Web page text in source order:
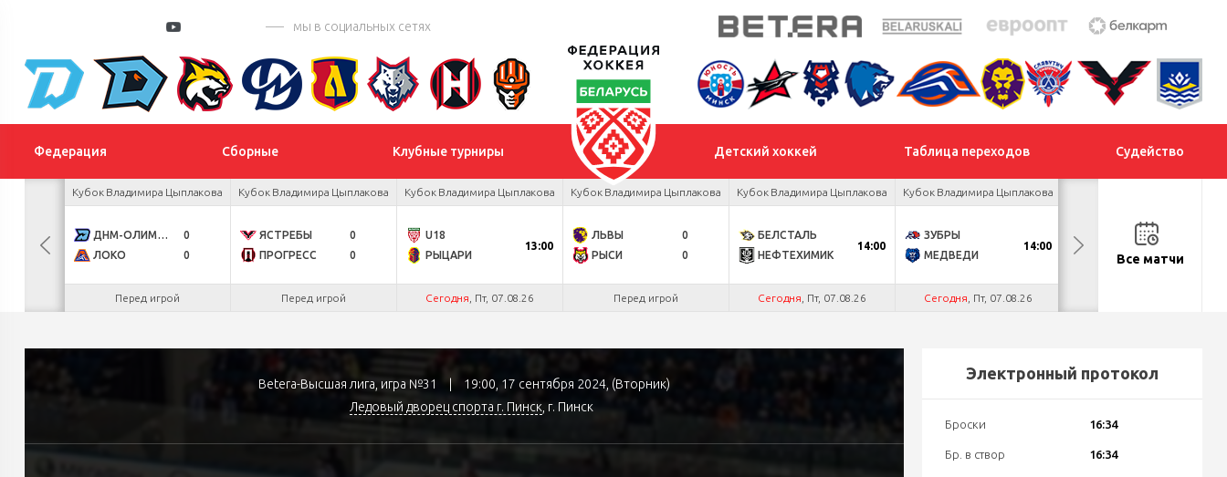
мы в социальных сетях
Федерация Сборные Клубные турниры Детский хоккей Таблица переходов Судейство
Кубок Владимира Цыплакова
ДНМ-ОЛИМПИК
0
ЛОКО
0
Перед игрой
Кубок Владимира Цыплакова
ЯСТРЕБЫ
0
ПРОГРЕСС
0
Перед игрой
Кубок Владимира Цыплакова
U18
РЫЦАРИ
13:00
Сегодня , Пт, 07.08.26
Кубок Владимира Цыплакова
ЛЬВЫ
0
РЫСИ
0
Перед игрой
Кубок Владимира Цыплакова
БЕЛСТАЛЬ
НЕФТЕХИМИК
14:00
Сегодня , Пт, 07.08.26
Кубок Владимира Цыплакова
ЗУБРЫ
МЕДВЕДИ
14:00
Сегодня , Пт, 07.08.26
ДНМ-ШИННИК
ТАЙФУНВсе матчи
Betera-Высшая лига, игра №31 |
19:00, 17 сентября 2024, (Вторник)
Ледовый дворец спорта г. Пинск, г. Пинск
Электронный протокол
Броски 16:34
Бр. в створ 16:34